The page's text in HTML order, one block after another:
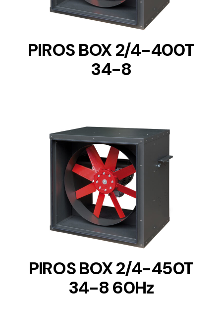
PIROS BOX 2/4-400T
34-8
DETAILS
PIROS BOX 2/4-450T
34-8 60Hz